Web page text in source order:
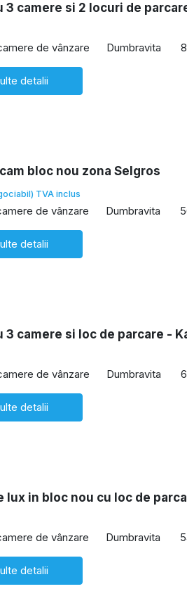
3 camere si 2 locuri de
de vânzare Dumbravita
detalii
bloc nou zona Selgros
TVA inclus
de vânzare Dumbravita
detalii
3 camere si loc de parcare -
de vânzare Dumbravita
detalii
lux in bloc nou cu loc de
de vânzare Dumbravita
detalii